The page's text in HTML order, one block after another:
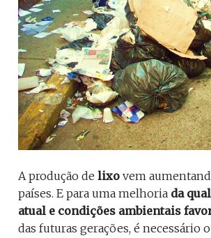
A produção de lixo vem
países. E para uma melhoria da
atual e condições ambientais
das futuras gerações, é necessário o